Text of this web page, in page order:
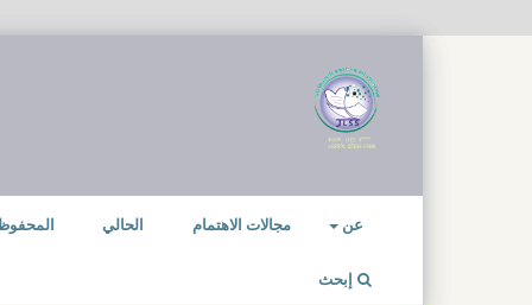
عن مجالات الاهتمام الحالي
إبحث